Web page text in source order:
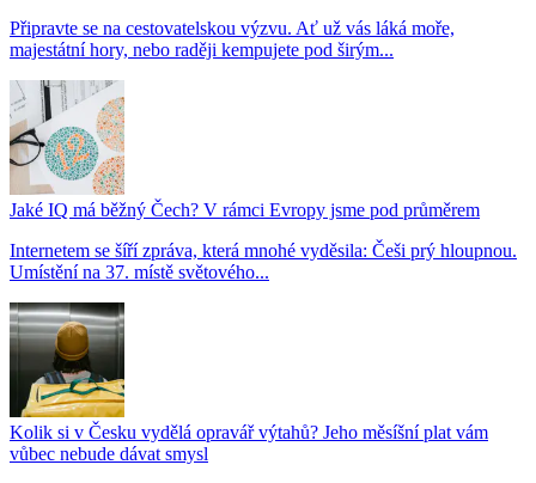
Připravte se na cestovatelskou výzvu. Ať už vás láká moře,
majestátní hory, nebo raději kempujete pod širým...
Jaké IQ má běžný Čech? V rámci Evropy jsme pod průměrem
Internetem se šíří zpráva, která mnohé vyděsila: Češi prý hloupnou.
Umístění na 37. místě světového...
Kolik si v Česku vydělá opravář výtahů? Jeho měsíšní plat vám
vůbec nebude dávat smysl